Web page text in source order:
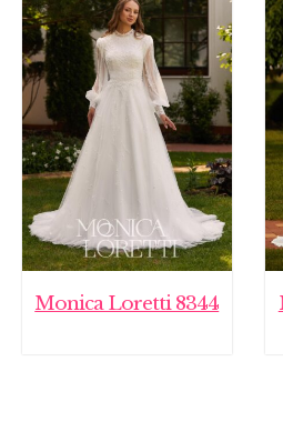
Monica Loretti 8344